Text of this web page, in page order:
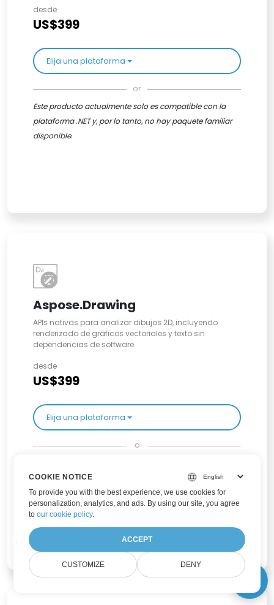
desde
US$399
Elija una plataforma
or
Este producto actualmente solo es compatible con la
plataforma .NET y, por lo tanto, no hay paquete familiar
disponible.
Aspose.Drawing
APIs nativas para analizar dibujos 2D, incluyendo
renderizado de gráficos vectoriales y texto sin
dependencias de software.
desde
US$399
Elija una plataforma
o
desde
US$559
COOKIE NOTICE
To provide you with the best experience, we use cookies for
personalization, analytics, and ads. By using our site, you agree
toour cookie policy.
ACCEPT
CUSTOMIZE DENY